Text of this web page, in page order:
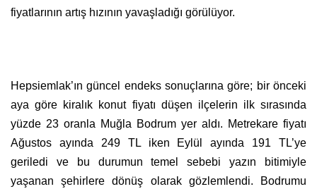
fiyatlarının artış hızının yavaşladığı görülüyor.
Hepsiemlak’ın güncel endeks sonuçlarına göre; bir önceki
aya göre kiralık konut fiyatı düşen ilçelerin ilk sırasında
yüzde 23 oranla Muğla Bodrum yer aldı. Metrekare fiyatı
Ağustos ayında 249 TL iken Eylül ayında 191 TL’ye
geriledi ve bu durumun temel sebebi yazın bitimiyle
yaşanan şehirlere dönüş olarak gözlemlendi. Bodrumu